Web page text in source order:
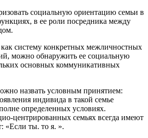
социальную ориентацию семьи в
в ее роли посредника между
систему конкретных межличностных
можно обнаружить ее социальную
основных коммуникативных
назвать условным принятием:
индивида в такой семье
определенных условиях.
центрированных семьях всегда имеют
«Если ты. то я. ».